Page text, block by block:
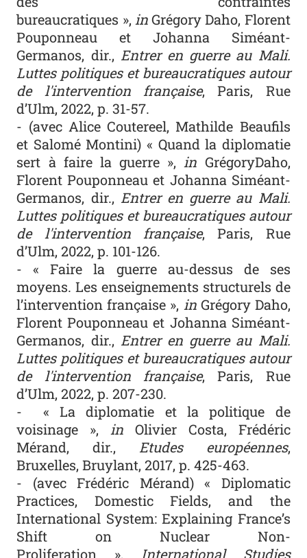
bureaucratiques », inGrégory Daho, Florent
Pouponneau et Johanna Siméant-
Germanos, dir., Entrer en guerre au Mali.
Luttes politiques et bureaucratiques autour
de l'intervention française, Paris, Rue
d’Ulm, 2022, p. 31-57.
- (avec Alice Coutereel, Mathilde Beaufils
et Salomé Montini) « Quand la diplomatie
sert à faire la guerre », in GrégoryDaho,
Florent Pouponneau et Johanna Siméant-
Germanos, dir., Entrer en guerre au Mali.
Luttes politiques et bureaucratiques autour
de l'intervention française, Paris, Rue
d’Ulm, 2022, p. 101-126.
- « Faire la guerre au-dessus de ses
moyens. Les enseignements structurels de
l’intervention française », in Grégory Daho,
Florent Pouponneau et Johanna Siméant-
Germanos, dir., Entrer en guerre au Mali.
Luttes politiques et bureaucratiques autour
de l'intervention française, Paris, Rue
d’Ulm, 2022, p. 207-230.
- « La diplomatie et la politique de
voisinage », in Olivier Costa, Frédéric
Mérand, dir., Etudes européennes,
Bruxelles, Bruylant, 2017, p. 425-463.
- (avec Frédéric Mérand) « Diplomatic
Practices, Domestic Fields, and the
International System: Explaining France’s
Shift on Nuclear Non-
Proliferation », International Studies